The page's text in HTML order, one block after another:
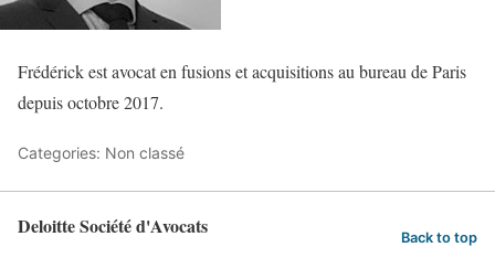
Frédérick est avocat en fusions et acquisitions au bureau de Paris
depuis octobre 2017.
Categories: Non classé
Deloitte Société d'Avocats Back to top